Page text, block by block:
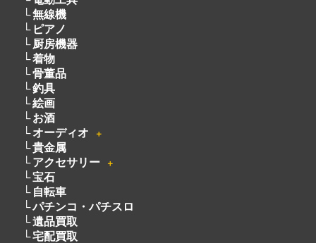
無線機
ピアノ
厨房機器
着物
骨董品
釣具
絵画
お酒
オーディオ
＋
貴金属
アクセサリー
＋
宝石
自転車
パチンコ・パチスロ
遺品買取
宅配買取